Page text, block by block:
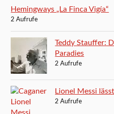
Hemingways „La Finca Vigía“
2 Aufrufe
Teddy Stauffer:
Paradies
2 Aufrufe
Lionel Messi
2 Aufrufe